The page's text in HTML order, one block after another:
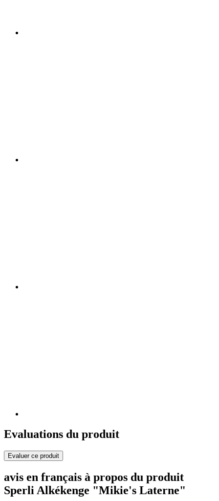
Evaluations du produit
Evaluer ce produit
avis en français à propos du produit
Sperli Alkékenge "Mikie's Laterne"